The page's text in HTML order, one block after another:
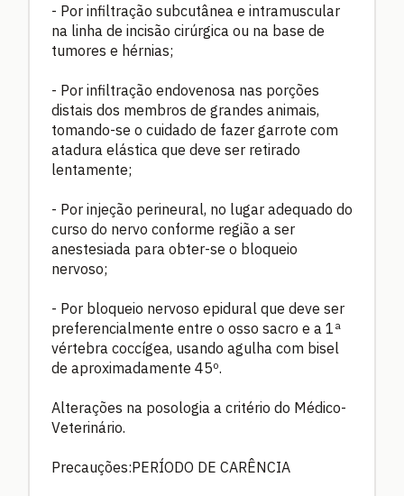
- Por infiltração subcutânea e intramuscular
na linha de incisão cirúrgica ou na base de
tumores e hérnias;
- Por infiltração endovenosa nas porções
distais dos membros de grandes animais,
tomando-se o cuidado de fazer garrote com
atadura elástica que deve ser retirado
lentamente;
- Por injeção perineural, no lugar adequado do
curso do nervo conforme região a ser
anestesiada para obter-se o bloqueio
nervoso;
- Por bloqueio nervoso epidural que deve ser
preferencialmente entre o osso sacro e a 1ª
vértebra coccígea, usando agulha com bisel
de aproximadamente 45º.
Alterações na posologia a critério do Médico-
Veterinário.
Precauções:PERÍODO DE CARÊNCIA